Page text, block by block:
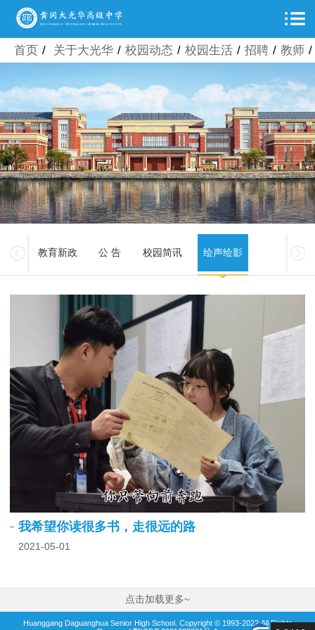
首页 / 关于大光华 / 校园动态 / 校园生活 / 招聘 / 教师 /
教育新政 公 告 校园简讯 绘声绘影
我希望你读很多书，走很远的路
2021-05-01
点击加载更多~
Huanggang Daguanghua Senior High School. Copyright © 1993-2022.All Rights